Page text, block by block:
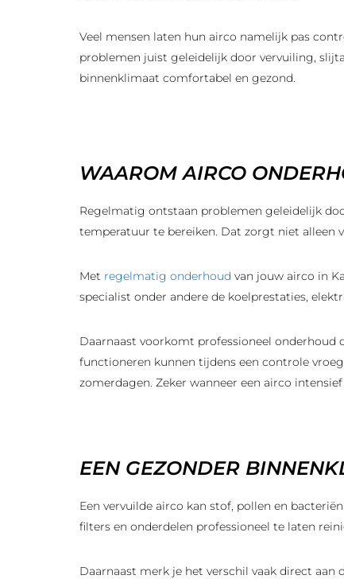
Veel mensen laten hun airco namelijk pas
problemen juist geleidelijk door vervuiling,
binnenklimaat comfortabel en gezond.
WAAROM AIRCO
Regelmatig ontstaan problemen geleidelijk
temperatuur te bereiken. Dat zorgt niet alleen
Met regelmatig onderhoud van jouw airco in
specialist onder andere de koelprestaties,
Daarnaast voorkomt professioneel
functioneren kunnen tijdens een controle
zomerdagen. Zeker wanneer een airco
EEN GEZONDER
Een vervuilde airco kan stof, pollen en
filters en onderdelen professioneel te laten
Daarnaast merk je het verschil vaak direct